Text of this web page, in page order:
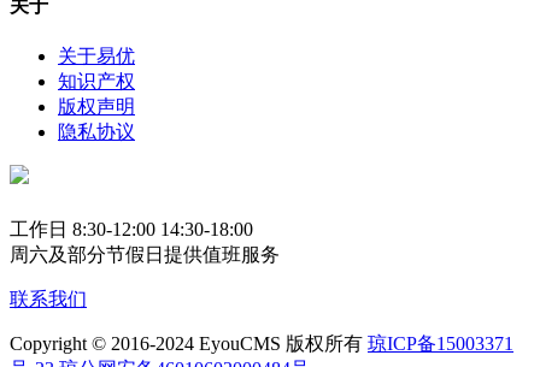
关于
关于易优
知识产权
版权声明
隐私协议
工作日 8:30-12:00 14:30-18:00
周六及部分节假日提供值班服务
联系我们
Copyright © 2016-2024 EyouCMS 版权所有 琼ICP备15003371